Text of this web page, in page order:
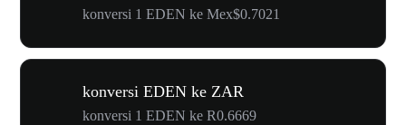
konversi 1 EDEN ke Mex$0.7021
konversi EDEN ke ZAR
konversi 1 EDEN ke R0.6669